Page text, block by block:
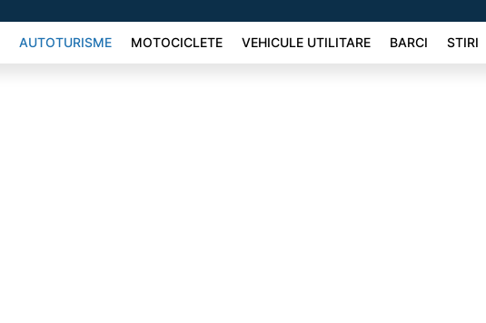
AUTOTURISME MOTOCICLETE VEHICULE UTILITARE BARCI STIRI